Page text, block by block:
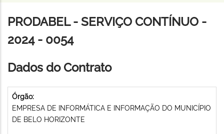
de
navegação
PRODABEL - SERVIÇO CONTÍNUO -
2024 - 0054
Dados do Contrato
Órgão:
EMPRESA DE INFORMÁTICA E INFORMAÇÃO DO MUNICÍPIO
DE BELO HORIZONTE